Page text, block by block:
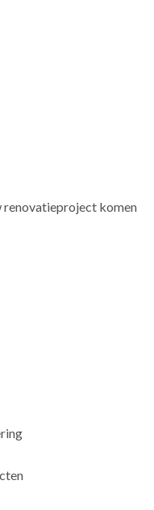
renovatieproject komen